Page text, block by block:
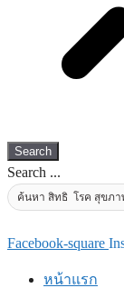
Search
Search ...
Facebook-square
หน้าแรก